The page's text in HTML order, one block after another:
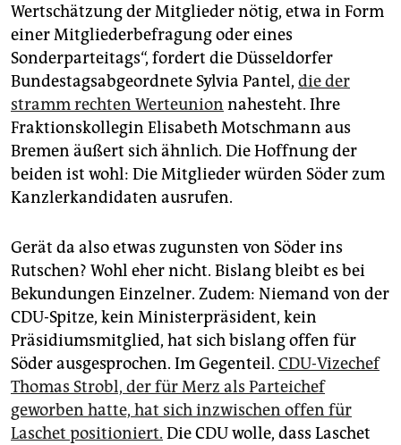
Wertschätzung der Mitglieder nötig, etwa in Form
einer Mitgliederbefragung oder eines
Sonderparteitags“, fordert die Düsseldorfer
Bundestagsabgeordnete Sylvia Pantel, die der
stramm rechten Werteunion nahesteht. Ihre
Fraktionskollegin Elisabeth Motschmann aus
Bremen äußert sich ähnlich. Die Hoffnung der
beiden ist wohl: Die Mitglieder würden Söder zum
Kanzlerkandidaten ausrufen.
Gerät da also etwas zugunsten von Söder ins
Rutschen? Wohl eher nicht. Bislang bleibt es bei
Bekundungen Einzelner. Zudem: Niemand von der
CDU-Spitze, kein Ministerpräsident, kein
Präsidiumsmitglied, hat sich bislang offen für
Söder ausgesprochen. Im Gegenteil. CDU-Vizechef
Thomas Strobl, der für Merz als Parteichef
geworben hatte, hat sich inzwischen offen für
Laschet positioniert. Die CDU wolle, dass Laschet